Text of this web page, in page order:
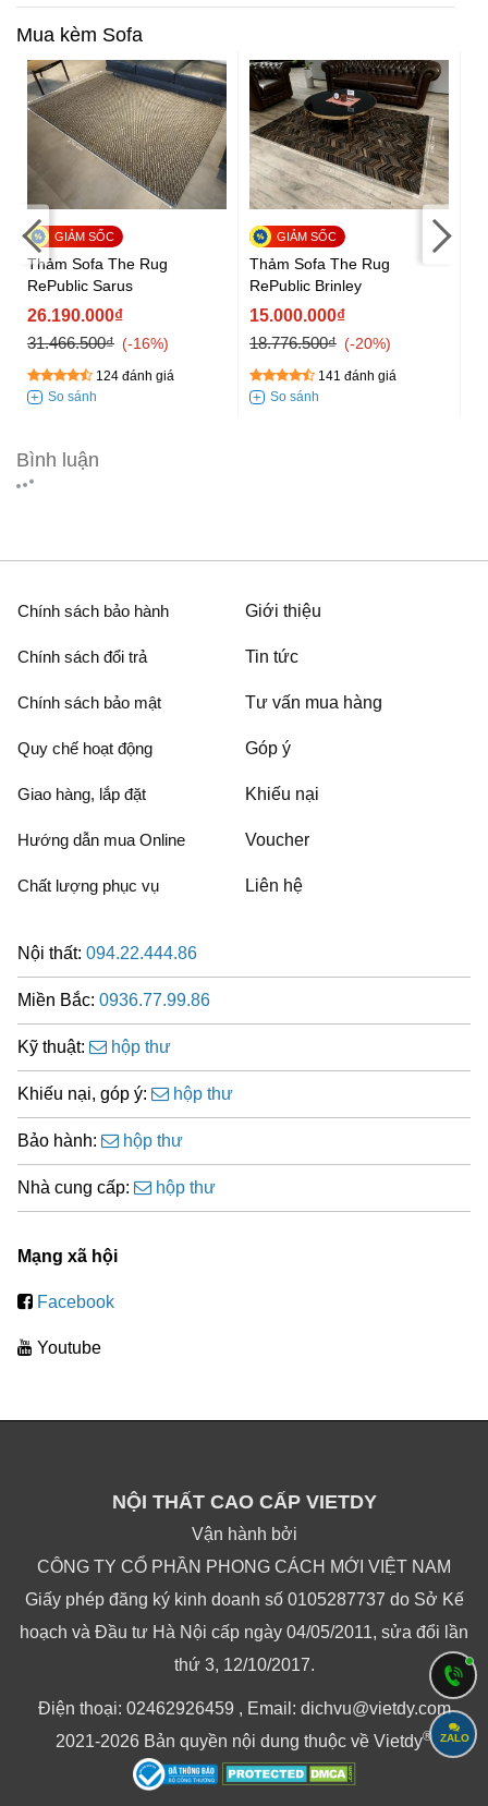
Mua kèm Sofa
Thảm Sofa The Rug
RePublic Sarus
26.190.000₫
31.466.500₫
-16%
124 đánh giá
Thảm Sofa The Rug
RePublic Brinley
15.000.000₫
18.776.500₫
-20%
141 đánh giá
Bình luận
Chính sách bảo hành
Chính sách đổi trả
Chính sách bảo mật
Quy chế hoạt động
Giao hàng, lắp đặt
Hướng dẫn mua Online
Chất lượng phục vụ
Giới thiệu
Tin tức
Tư vấn mua hàng
Góp ý
Khiếu nại
Voucher
Liên hệ
Nội thất: 094.22.444.86
Miền Bắc: 0936.77.99.86
Kỹ thuật: hộp thư
Khiếu nại, góp ý: hộp thư
Bảo hành: hộp thư
Nhà cung cấp: hộp thư
Mạng xã hội
Facebook
Youtube
NỘI THẤT CAO CẤP VIETDY
Vận hành bởi
CÔNG TY CỔ PHẦN PHONG CÁCH MỚI VIỆT NAM
Giấy phép đăng ký kinh doanh số 0105287737 do Sở Kế
hoạch và Đầu tư Hà Nội cấp ngày 04/05/2011, sửa đổi lần
thứ 3, 12/10/2017.
Điện thoại: 02462926459 , Email: dichvu@vietdy.com
2021-2026 Bản quyền nội dung thuộc về Vietdy® ZALO